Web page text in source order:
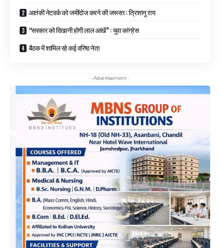
आतंकी नेटवर्क को जमींदोज करने की जरूरत : त्रिशानु राय
“सरकार को दिखानी होगी लाल आंखें” : युवा कांग्रेस
बैठक में शामिल रहे कई वरिष्ठ नेता
- Advertisement -